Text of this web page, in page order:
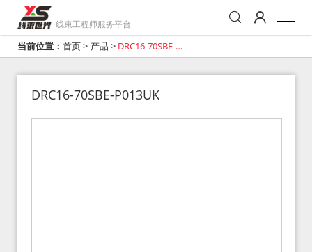
线束工程师服务平台
当前位置： 首页> 产品 > DRC16-70SBE-
DRC16-70SBE-P013UK